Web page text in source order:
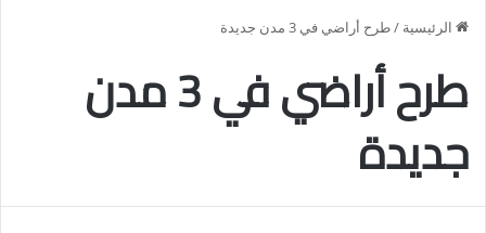
الرئيسية /طرح أراضي في 3 مدن جديدة
طرح أراضي في 3 مدن
جديدة